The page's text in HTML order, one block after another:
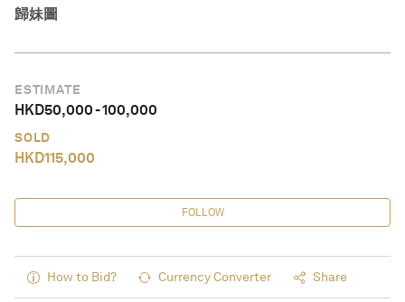
歸妹圖
ESTIMATE
HKD50,000-100,000
SOLD
HKD115,000
FOLLOW
How to Bid? Currency Converter Share